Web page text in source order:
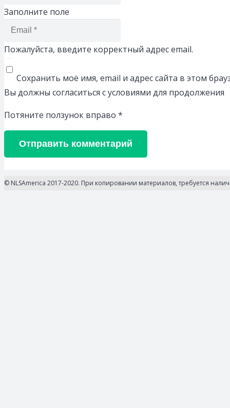
Заполните поле
Пожалуйста, введите корректный адрес email.
Сохранить моё имя, email и адрес сайта в этом
Вы должны согласиться с условиями для продолжения
Потяните ползунок вправо *
Отправить комментарий
© NLSAmerica 2017-2020. При копировании материалов, требуется